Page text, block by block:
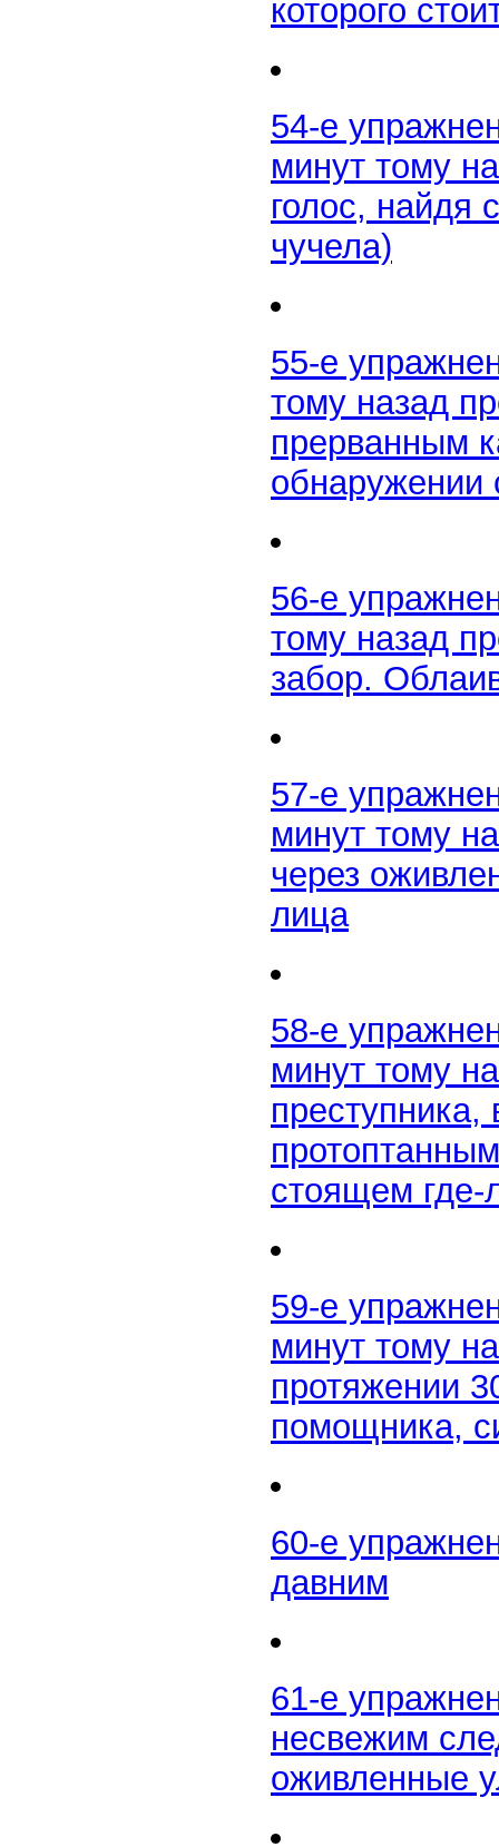
которого
54-е
минут тому
голос, найдя
чучела)
55-е
тому назад
прерванным
обнаружении
56-е
тому назад
забор.
57-е
минут тому
через
лица
58-е
минут тому
стоящем где-
59-е
минут тому
протяжении
помощника,
60-е
давним
61-е
несвежим
оживленные